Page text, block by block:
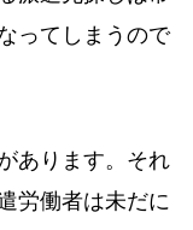
ってしまうので
あります。それ
労働者は未だに